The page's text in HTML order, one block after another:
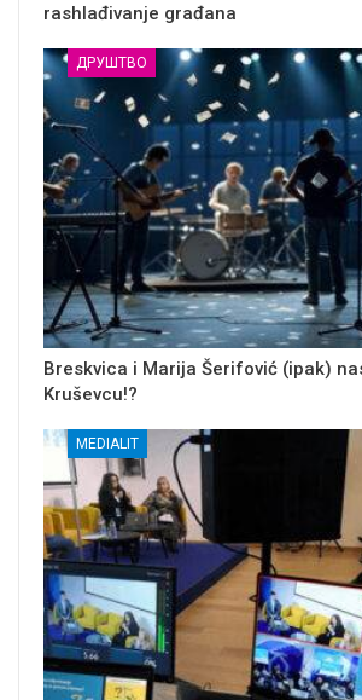
rashlađivanje građana
ДРУШТВО
Breskvica i Marija Šerifović (ipak)
Kruševcu!?
MEDIALIT